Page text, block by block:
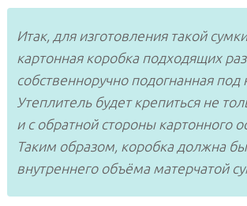
Итак, для изготовления такой
картонная коробка подходящих
собственноручно подогнанная под
Утеплитель будет крепиться не
и с обратной стороны картонного
Таким образом, коробка должна
внутреннего объёма матерчатой